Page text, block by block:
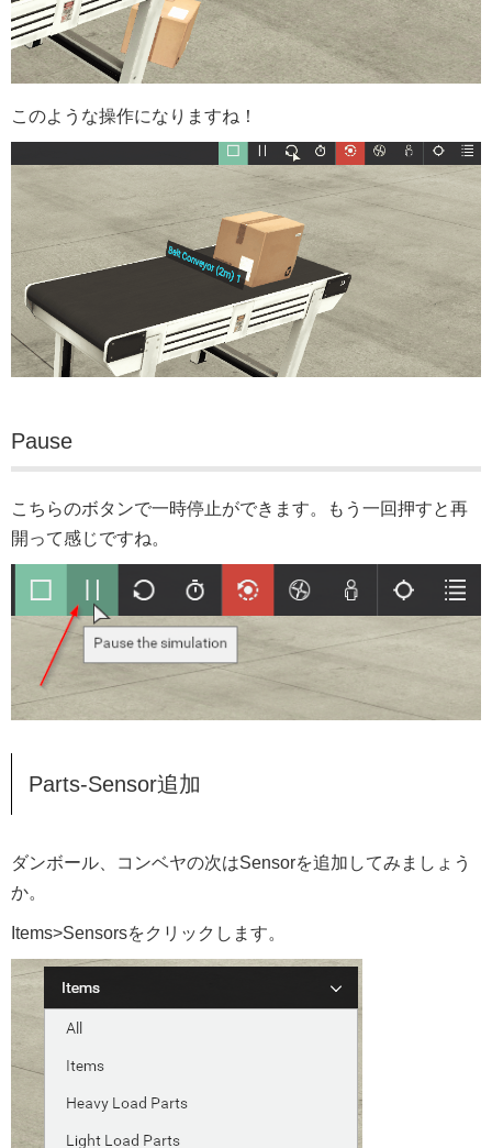
このような操作になりますね！
Pause
こちらのボタンで一時停止ができます。もう一回押すと再
開って感じですね。
Parts-Sensor追加
ダンボール、コンベヤの次はSensorを追加してみましょう
か。
Items>Sensorsをクリックします。